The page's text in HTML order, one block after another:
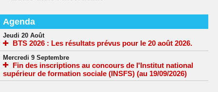
Agenda
Jeudi 20 Août
BTS 2026 : Les résultats prévus pour le 20 août 2026.
Mercredi 9 Septembre
Fin des inscriptions au concours de l'Institut national
supérieur de formation sociale (INSFS) (au 19/09/2026)